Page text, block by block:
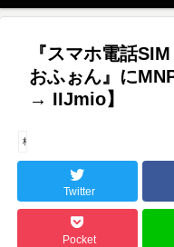
『スマホ電話
おふぉん』に
→ IIJmio】
格安SIM
Twitter
Pocket